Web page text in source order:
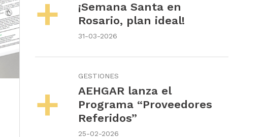
¡Semana Santa en
Rosario, plan ideal!
31-03-2026
GESTIONES
AEHGAR lanza el
Programa “Proveedores
Referidos”
25-02-2026